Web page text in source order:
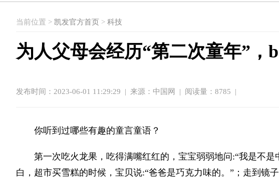
当前位置 > 凯发官方首页 > 科技
为人父母会经历“第二次童年”，
发布时间：2023-06-01 11:29:29 | 来源：中国网 | 阅读量：8785 |
你听到过哪些有趣的童言童语？
第一次吃火龙果，吃得满嘴红红的，宝宝弱弱地问:“我是不
白，超市买雪糕的时候，宝贝说:“爸爸是巧克力味的。”；走到镜